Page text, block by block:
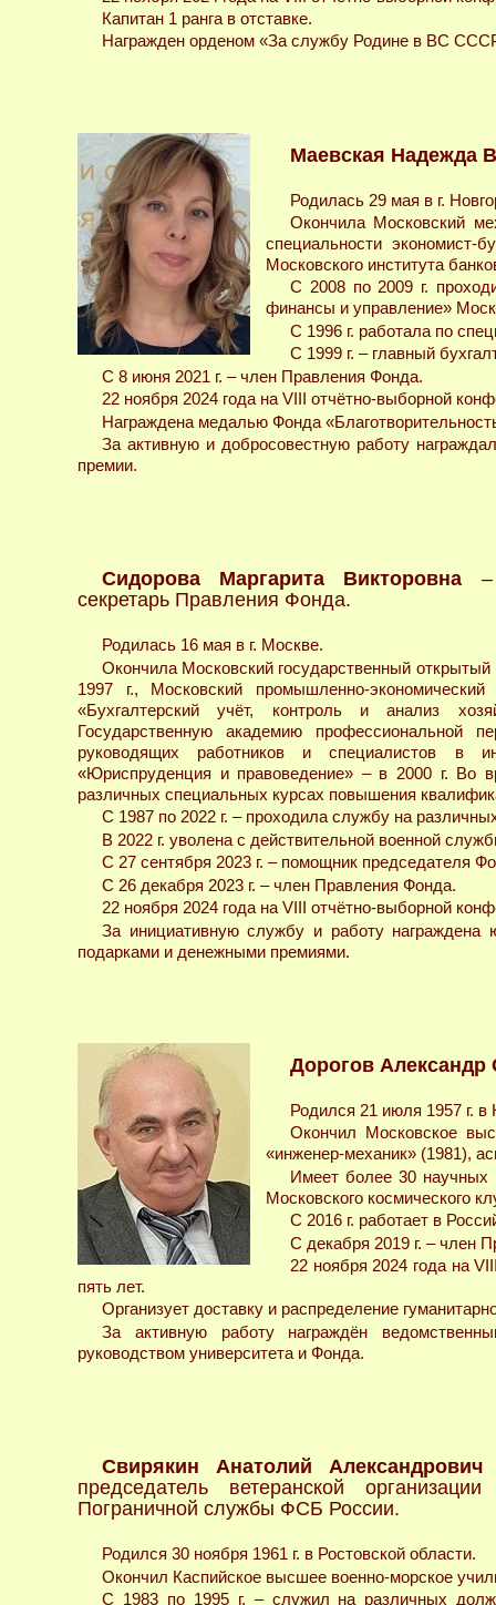
Капитан 1 ранга в отставке.
Награжден орденом «За службу Родине в ВС
Маевская Надежда
Родилась 29 мая в г.
Окончила Московский
специальности экономист-
Московского института
С 2008 по 2009 г.
финансы и управление»
С 1996 г. работала по
С 1999 г. – главный
С 8 июня 2021 г. – член Правления Фонда.
22 ноября 2024 года на VIII отчётно-выборной
Награждена медалью Фонда
За активную и добросовестную работу
премии.
Сидорова Маргарита Викторовна –
секретарь Правления Фонда.
Родилась 16 мая в г. Москве.
Окончила Московский государственный открытый
1997 г., Московский промышленно-
«Бухгалтерский учёт, контроль и анализ
Государственную академию профессиональной
руководящих работников и специалистов в
«Юриспруденция и правоведение» – в 2000 г. Во
различных специальных курсах повышения
С 1987 по 2022 г. – проходила службу на
В 2022 г. уволена с действительной военной
С 27 сентября 2023 г. – помощник председателя
С 26 декабря 2023 г. – член Правления Фонда.
22 ноября 2024 года на VIII отчётно-выборной
За инициативную службу и работу
подарками и денежными премиями.
Дорогов Александр
Родился 21 июля 1957 г. в
Окончил Московское
«инженер-механик» (1981),
Имеет более 30 научных
Московского космического
С 2016 г. работает в
С декабря 2019 г. – член
22 ноября 2024 года на
пять лет.
Организует доставку и распределение
За активную работу награждён
руководством университета и Фонда.
Свирякин Анатолий Александрович
председатель ветеранской
Пограничной службы ФСБ России.
Родился 30 ноября 1961 г. в Ростовской области.
Окончил Каспийское высшее военно-морское
С 1983 по 1995 г. – служил на различных